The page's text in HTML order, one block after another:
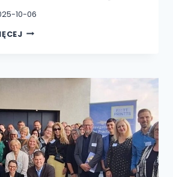
10-06
MATEUSZ
EKONOMICZNEJ
MISTRZEM
EUROPY
W
WADZE
JUNIOR
CIĘŻKIEJ!